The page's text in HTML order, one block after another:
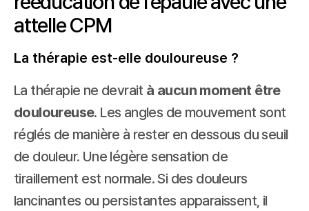
attelle CPM
La thérapie est-elle douloureuse ?
La thérapie ne devrait à aucun moment être
douloureuse. Les angles de mouvement sont
réglés de manière à rester en dessous du seuil
de douleur. Une légère sensation de
tiraillement est normale. Si des douleurs
lancinantes ou persistantes apparaissent, il